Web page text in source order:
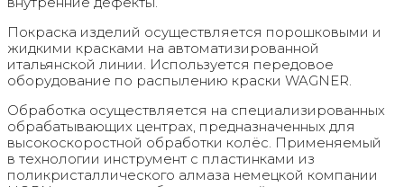
Покраска изделий осуществляется порошковыми и
жидкими красками на автоматизированной
итальянской линии. Используется передовое
оборудование по распылению краски WAGNER.
Обработка осуществляется на специализированных
обрабатывающих центрах, предназначенных для
высокоскоростной обработки колёс. Применяемый
в технологии инструмент с пластинками из
поликристаллического алмаза немецкой компании